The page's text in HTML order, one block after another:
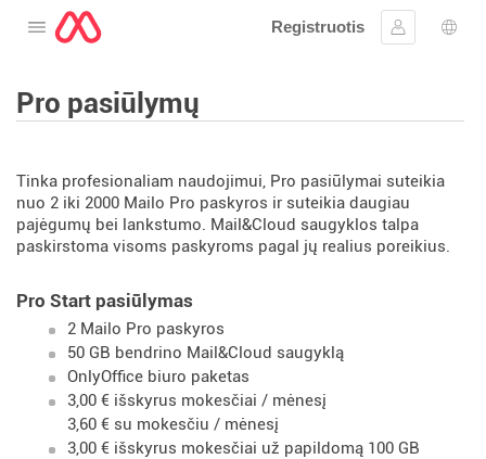
Atidarykite meniu
Registruotis
Prisijungti
Pro pasiūlymų
Tinka profesionaliam naudojimui, Pro pasiūlymai suteikia
nuo 2 iki 2000 Mailo Pro paskyros ir suteikia daugiau
pajėgumų bei lankstumo. Mail&Cloud saugyklos talpa
paskirstoma visoms paskyroms pagal jų realius poreikius.
Pro Start pasiūlymas
2 Mailo Pro paskyros
50 GB bendrino Mail&Cloud saugyklą
OnlyOffice biuro paketas
3,00 € išskyrus mokesčiai / mėnesį
3,60 € su mokesčiu / mėnesį
3,00 € išskyrus mokesčiai už papildomą 100 GB